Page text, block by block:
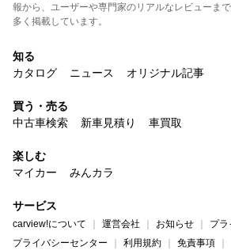
報から、ユーザーや専門家のリアルなレビューま
多く掲載しています。
知る
カタログ
ニュース オリジナル記事
買う・売る
中古車検索
新車見積り 車買取
楽しむ
マイカー
みんカラ
サービス
carview!について 運営会社 お知らせ
プラ
プライバシーセンター
利用規約
免責事項